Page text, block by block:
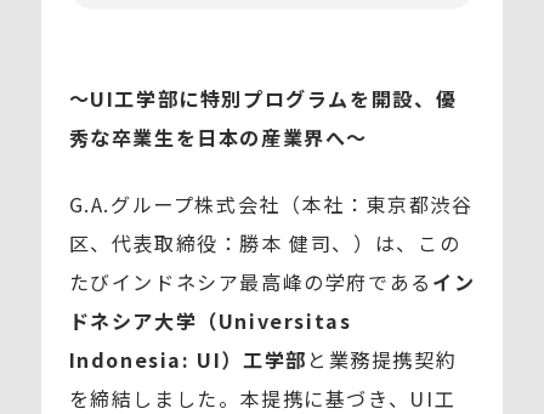
～UI工学部に特別プログラムを開設、優
秀な卒業生を日本の産業界へ～
G.A.グループ株式会社（本社：東京都渋谷
区、代表取締役：勝本 健司、）は、この
たびインドネシア最高峰の学府である イン
ドネシア大学（Universitas
Indonesia: UI）工学部 と業務提携契約
を締結しました。本提携に基づき、UI工